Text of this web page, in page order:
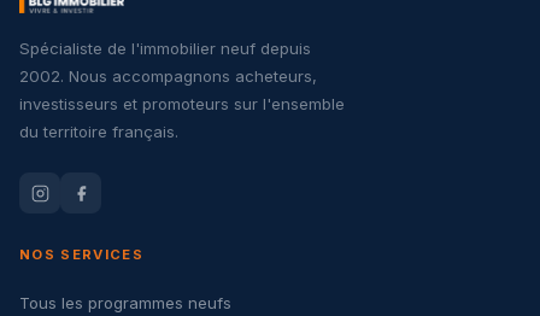
Spécialiste de l'immobilier neuf depuis
2002. Nous accompagnons acheteurs,
investisseurs et promoteurs sur l'ensemble
du territoire français.
NOS SERVICES
Tous les programmes neufs